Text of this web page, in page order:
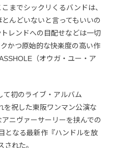
までシックリくるバンドは、
んどいないと言ってもいいの
レンドへの目配せなどは一切
かつ原始的な快楽度の高い作
（オウガ・ユー・ア
て初のライブ・アルバム
を祝した東阪ワンマン公演な
ニヴァーサーリーを挟んでの
となる最新作『ハンドルを放
れた。